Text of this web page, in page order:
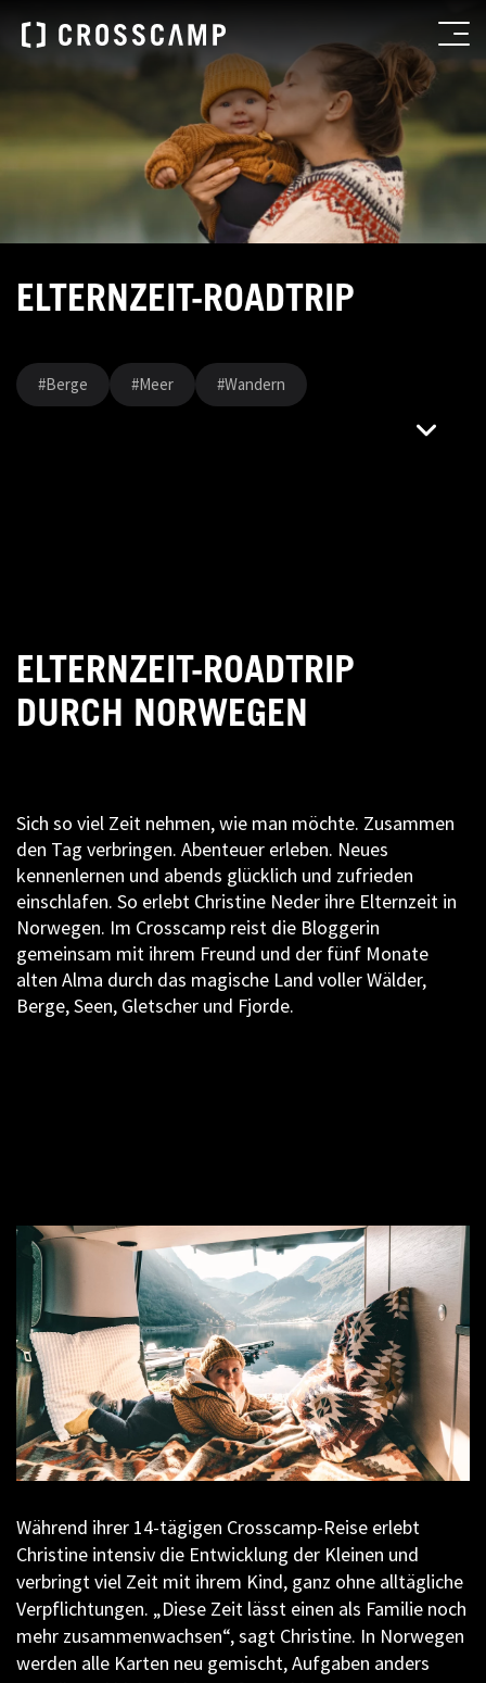
ELTERNZEIT-ROADTRIP
#Berge #Meer #Wandern
ELTERNZEIT-ROADTRIP
DURCH NORWEGEN
Sich so viel Zeit nehmen, wie man möchte. Zusammen
den Tag verbringen. Abenteuer erleben. Neues
kennenlernen und abends glücklich und zufrieden
einschlafen. So erlebt Christine Neder ihre Elternzeit in
Norwegen. Im Crosscamp reist die Bloggerin
gemeinsam mit ihrem Freund und der fünf Monate
alten Alma durch das magische Land voller Wälder,
Berge, Seen, Gletscher und Fjorde.
Während ihrer 14-tägigen Crosscamp-Reise erlebt
Christine intensiv die Entwicklung der Kleinen und
verbringt viel Zeit mit ihrem Kind, ganz ohne alltägliche
Verpflichtungen. „Diese Zeit lässt einen als Familie noch
mehr zusammenwachsen“, sagt Christine. In Norwegen
werden alle Karten neu gemischt, Aufgaben anders